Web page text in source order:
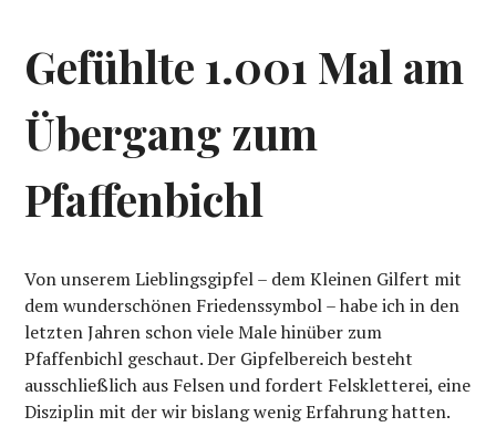
Gefühlte 1.001 Mal am
Übergang zum
Pfaffenbichl
Von unserem Lieblingsgipfel – dem Kleinen Gilfert mit
dem wunderschönen Friedenssymbol – habe ich in den
letzten Jahren schon viele Male hinüber zum
Pfaffenbichl geschaut. Der Gipfelbereich besteht
ausschließlich aus Felsen und fordert Felskletterei, eine
Disziplin mit der wir bislang wenig Erfahrung hatten.